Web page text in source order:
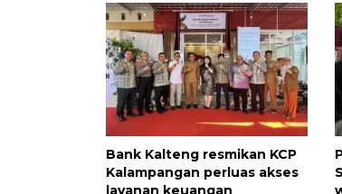
Bank Kalteng resmikan KCP
Kalampangan perluas akses